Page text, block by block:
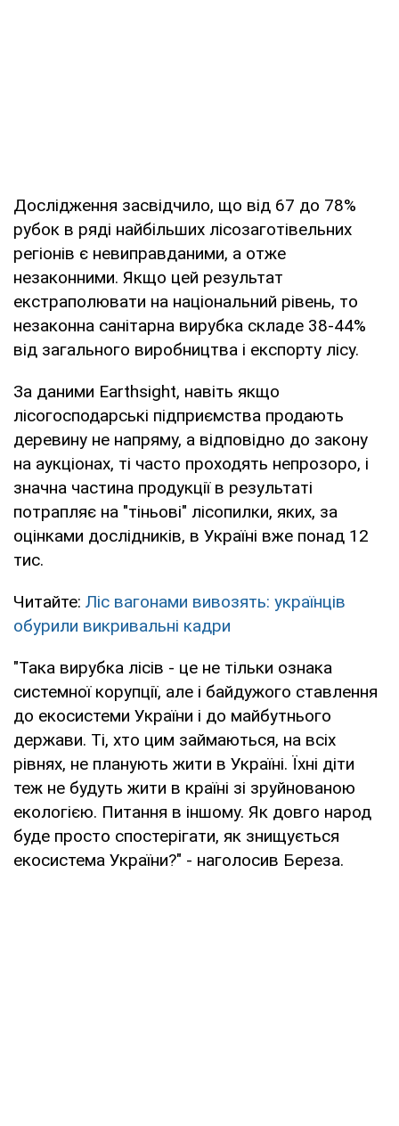
Дослідження засвідчило, що від 67 до 78%
рубок в ряді найбільших лісозаготівельних
регіонів є невиправданими, а отже
незаконними. Якщо цей результат
екстраполювати на національний рівень, то
незаконна санітарна вирубка складе 38-44%
від загального виробництва і експорту лісу.
За даними Earthsight, навіть якщо
лісогосподарські підприємства продають
деревину не напряму, а відповідно до закону
на аукціонах, ті часто проходять непрозоро, і
значна частина продукції в результаті
потрапляє на "тіньові" лісопилки, яких, за
оцінками дослідників, в Україні вже понад 12
тис.
Читайте: Ліс вагонами вивозять: українців
обурили викривальні кадри
"Така вирубка лісів - це не тільки ознака
системної корупції, але і байдужого ставлення
до екосистеми України і до майбутнього
держави. Ті, хто цим займаються, на всіх
рівнях, не планують жити в Україні. Їхні діти
теж не будуть жити в країні зі зруйнованою
екологією. Питання в іншому. Як довго народ
буде просто спостерігати, як знищується
екосистема України?" - наголосив Береза.